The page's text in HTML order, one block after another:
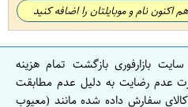
هم اکنون نام و موبایلتان را اضافه کنید
بازارفوری بازگشت تمام هزینه
عدم رضایت به دلیل عدم مطابقت
سفارش داده شده مانند (معیوب